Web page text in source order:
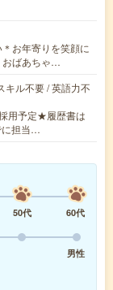
お年寄りを笑顔に
おばあちゃ…
キル不要 / 英語力不
用予定★履歴書は
に担当…
50代
60代
男性